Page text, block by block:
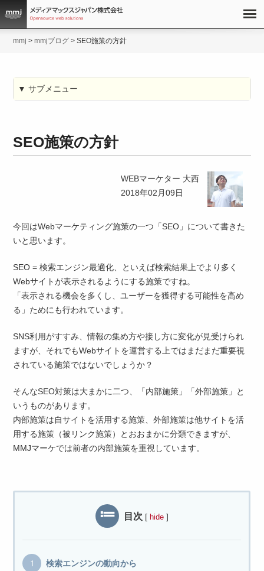
mmj >mmjブログ >SEO施策の方針
▼ サブメニュー
SEO施策の方針
WEBマーケター 大西
2018年02月09日
今回はWebマーケティング施策の一つ「SEO」について書きた
いと思います。
SEO = 検索エンジン最適化、といえば検索結果上でより多く
Webサイトが表示されるようにする施策ですね。
「表示される機会を多くし、ユーザーを獲得する可能性を高め
る」ためにも行われています。
SNS利用がすすみ、情報の集め方や接し方に変化が見受けられ
ますが、それでもWebサイトを運営する上ではまだまだ重要視
されている施策ではないでしょうか？
そんなSEO対策は大まかに二つ、「内部施策」「外部施策」と
いうものがあります。
内部施策は自サイトを活用する施策、外部施策は他サイトを活
用する施策（被リンク施策）とおおまかに分類できますが、
MMJマーケでは前者の内部施策を重視しています。
目次 [ hide ]
検索エンジンの動向から